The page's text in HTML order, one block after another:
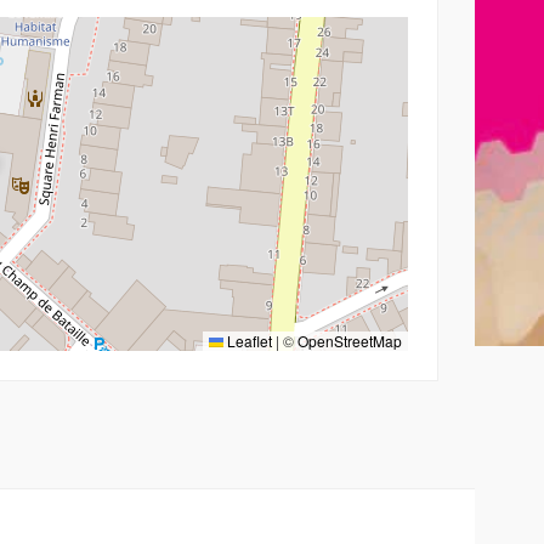
Leaflet | ©OpenStreetMap